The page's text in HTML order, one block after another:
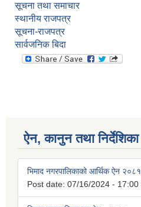
सूचना तथा समाचार
स्थानीय राजपत्र
सूचना-राजपत्र
सार्वजनिक बिदा
ऐन, कानुन तथा निर्देशिका
भिमाद नगरपालिकाको आर्थिक ऐन २०८१
Post date: 07/16/2024 - 17:00